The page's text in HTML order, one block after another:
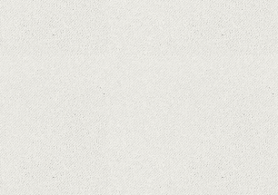
Studio Mir
Curtea Supremă reglementează în
favoarea Google în Oracle Java
Fight
Zvon: aplicațiile Google nu se mai